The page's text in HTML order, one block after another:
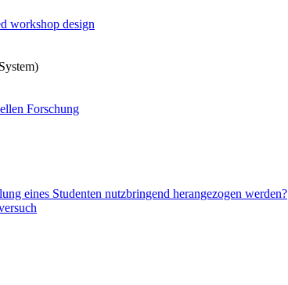
workshop design
Forschung
eines Studenten nutzbringend herangezogen werden?